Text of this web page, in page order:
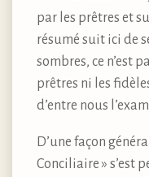
par les prêtres et
résumé suit ici de
sombres, ce n’est
prêtres ni les
d’entre nous
D’une façon
Conciliaire » s’est